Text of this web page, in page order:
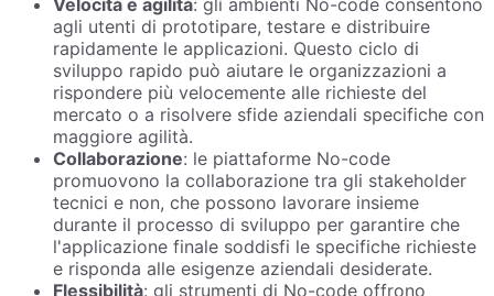
agli utenti di prototipare, testare e distribuire
rapidamente le applicazioni. Questo ciclo di
sviluppo rapido può aiutare le organizzazioni a
rispondere più velocemente alle richieste del
mercato o a risolvere sfide aziendali specifiche con
maggiore agilità.
Collaborazione: le piattaforme No-code
promuovono la collaborazione tra gli stakeholder
tecnici e non, che possono lavorare insieme
durante il processo di sviluppo per garantire che
l'applicazione finale soddisfi le specifiche richieste
e risponda alle esigenze aziendali desiderate.
Flessibilità: gli strumenti di No-code offrono